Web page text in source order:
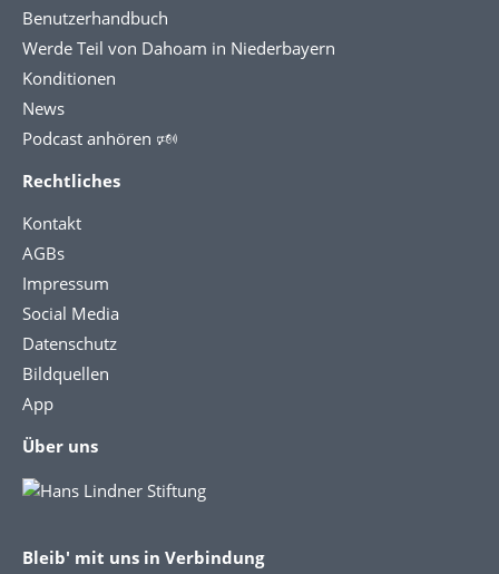
Benutzerhandbuch
Werde Teil von Dahoam in Niederbayern
Konditionen
News
Podcast anhören 🕬
Rechtliches
Kontakt
AGBs
Impressum
Social Media
Datenschutz
Bildquellen
App
Über uns
Bleib' mit uns in Verbindung